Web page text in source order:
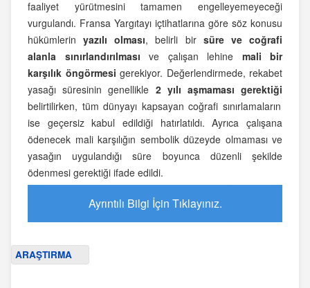
faaliyet yürütmesini tamamen engelleyemeyeceği
vurgulandı. Fransa Yargıtayı içtihatlarına göre söz konusu
hükümlerinyazılı olması, belirli bir süre ve coğrafi
alanla sınırlandırılması ve çalışan lehine mali bir
karşılık öngörmesi gerekiyor. Değerlendirmede, rekabet
yasağı süresinin genellikle 2 yılı aşmaması gerektiği
belirtilirken, tüm dünyayı kapsayan coğrafi sınırlamaların
ise geçersiz kabul edildiği hatırlatıldı. Ayrıca çalışana
ödenecek mali karşılığın sembolik düzeyde olmaması ve
yasağın uygulandığı süre boyunca düzenli şekilde
ödenmesi gerektiği ifade edildi.
Ayrıntılı Bilgi İçin Tıklayınız.
ARAŞTIRMA